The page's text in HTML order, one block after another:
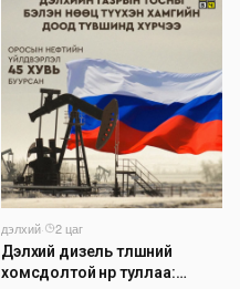
дэлхий·
2 цаг
Дэлхий дизель түлшний
хомсдолтой нүүр туллаа: